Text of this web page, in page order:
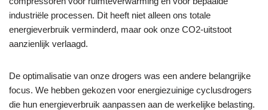
industriële processen. Dit heeft niet alleen ons totale
energieverbruik verminderd, maar ook onze CO2-uitstoot
aanzienlijk verlaagd.
De optimalisatie van onze drogers was een andere belangrijke
focus. We hebben gekozen voor energiezuinige cyclusdrogers
die hun energieverbruik aanpassen aan de werkelijke belasting.